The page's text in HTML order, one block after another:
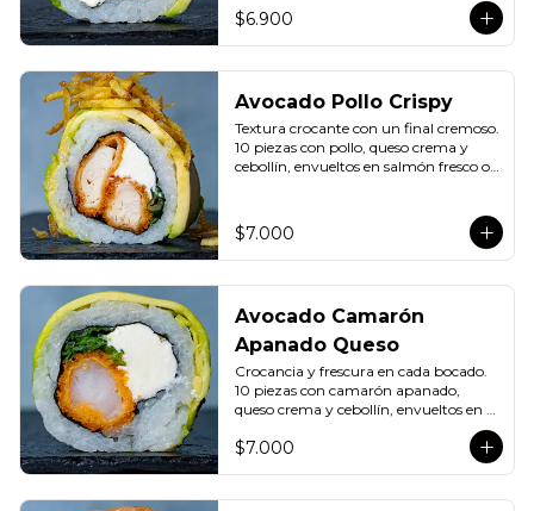
$6.900
Avocado Pollo Crispy
Textura crocante con un final cremoso.
10 piezas con pollo, queso crema y
cebollín, envueltos en salmón fresco o
$7.000
Avocado Camarón
Apanado Queso
Crocancia y frescura en cada bocado.
10 piezas con camarón apanado,
queso crema y cebollín, envueltos en
$7.000